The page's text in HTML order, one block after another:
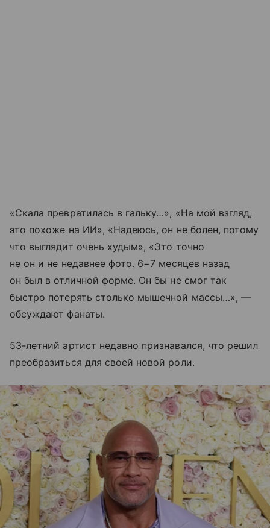
«Скала превратилась в гальку…», «На мой взгляд,
это похоже на ИИ», «Надеюсь, он не болен, потому
что выглядит очень худым», «Это точно
не он и не недавнее фото. 6−7 месяцев назад
он был в отличной форме. Он бы не смог так
быстро потерять столько мышечной массы…», —
обсуждают фанаты.
53-летний артист недавно признавался, что решил
преобразиться для своей новой роли.